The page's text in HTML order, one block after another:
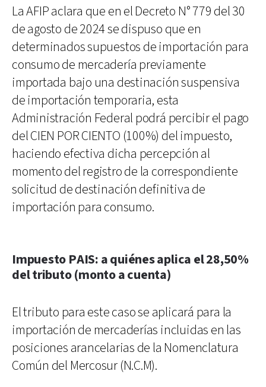
La AFIP aclara que en el Decreto N° 779 del 30
de agosto de 2024 se dispuso que en
determinados supuestos de importación para
consumo de mercadería previamente
importada bajo una destinación suspensiva
de importación temporaria, esta
Administración Federal podrá percibir el pago
del CIEN POR CIENTO (100%) del impuesto,
haciendo efectiva dicha percepción al
momento del registro de la correspondiente
solicitud de destinación definitiva de
importación para consumo.
Impuesto PAIS: a quiénes aplica el 28,50%
del tributo (monto a cuenta)
El tributo para este caso se aplicará para la
importación de mercaderías incluidas en las
posiciones arancelarias de la Nomenclatura
Común del Mercosur (N.C.M).